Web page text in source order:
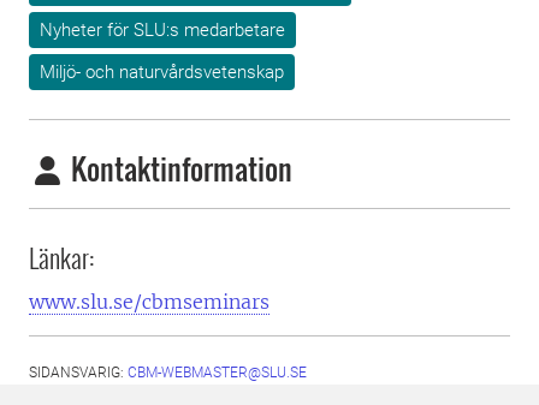
Nyheter för SLU:s medarbetare
Miljö- och naturvårdsvetenskap
Kontaktinformation
Länkar:
www.slu.se/cbmseminars
SIDANSVARIG: CBM-WEBMASTER@SLU.SE